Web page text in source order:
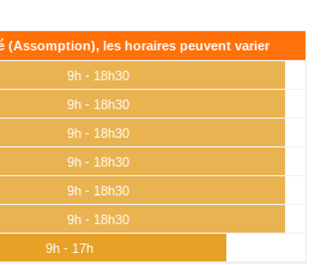
(Assomption), les horaires peuvent varier
9h - 18h30
9h - 18h30
9h - 18h30
9h - 18h30
9h - 18h30
9h - 18h30
9h - 17h